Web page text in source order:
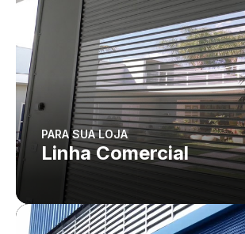
PARA SUA LOJA
Linha Comercial